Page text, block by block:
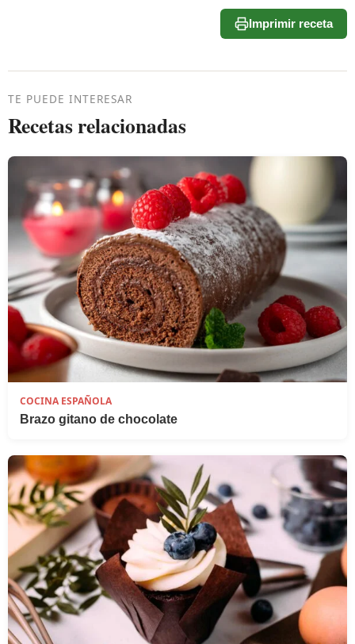
Imprimir receta
TE PUEDE INTERESAR
Recetas relacionadas
COCINA ESPAÑOLA
Brazo gitano de chocolate